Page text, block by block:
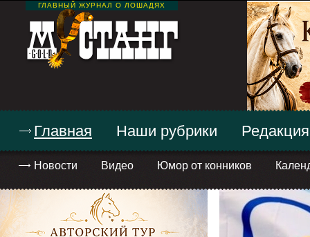
ГЛАВНЫЙ ЖУРНАЛ О ЛОШАДЯХ
Главная
Новости Видео Юмор от конников
Наши рубрики Редакция